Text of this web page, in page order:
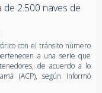
de 2.500 naves de
con el tránsito número
a una serie que
de acuerdo a lo
(ACP), según informó